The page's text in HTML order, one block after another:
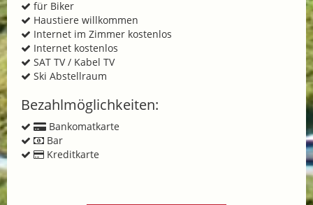
für Biker
Haustiere willkommen
Internet im Zimmer kostenlos
Internet kostenlos
SAT TV / Kabel TV
Ski Abstellraum
Bezahlmöglichkeiten:
Bankomatkarte
Bar
Kreditkarte